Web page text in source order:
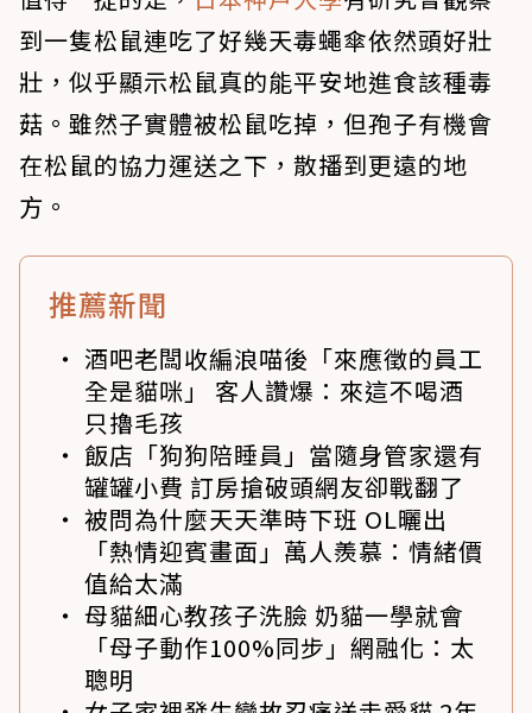
到一隻松鼠連吃了好幾天毒蠅傘依然頭好壯
壯，似乎顯示松鼠真的能平安地進食該種毒
菇。雖然子實體被松鼠吃掉，但孢子有機會
在松鼠的協力運送之下，散播到更遠的地
方。
推薦新聞
酒吧老闆收編浪喵後「來應徵的員工
全是貓咪」 客人讚爆：來這不喝酒
只擼毛孩
飯店「狗狗陪睡員」當隨身管家還有
罐罐小費 訂房搶破頭網友卻戰翻了
被問為什麼天天準時下班 OL曬出
「熱情迎賓畫面」萬人羨慕：情緒價
值給太滿
母貓細心教孩子洗臉 奶貓一學就會
「母子動作100%同步」網融化：太
聰明